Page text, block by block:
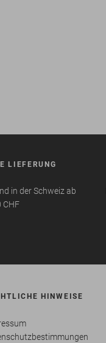
LIEFERUNG
in der Schweiz ab
CHF
HINWEISE